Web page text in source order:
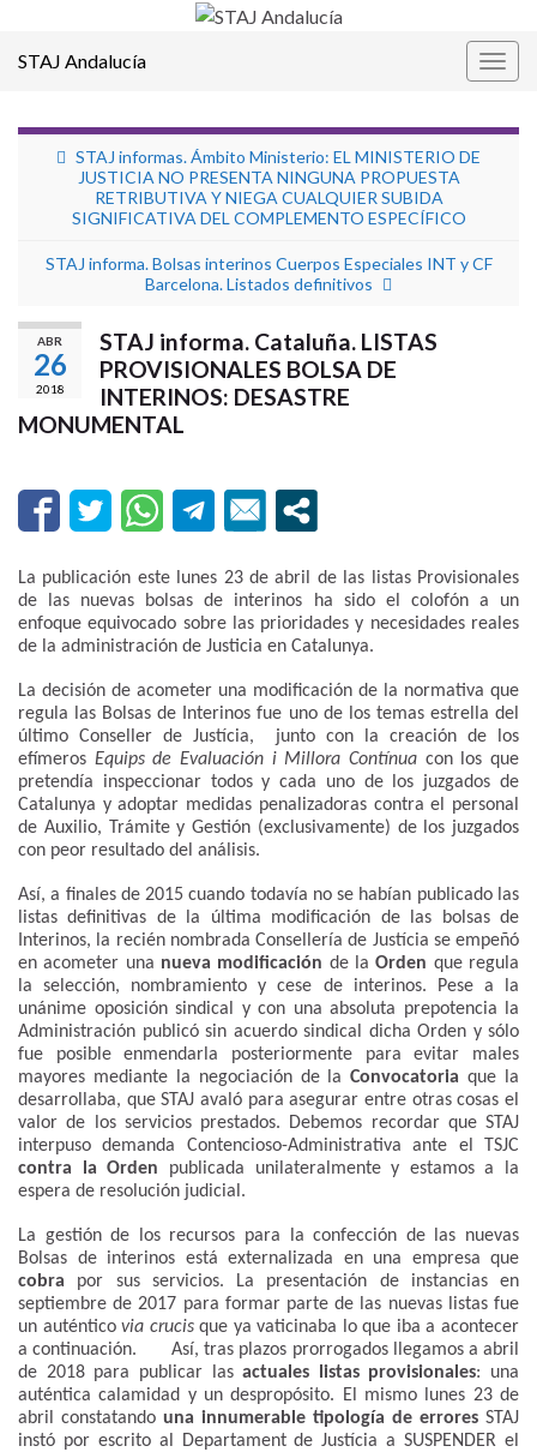
STAJ Andalucía
STAJ informas. Ámbito Ministerio: EL MINISTERIO DE
JUSTICIA NO PRESENTA NINGUNA PROPUESTA
RETRIBUTIVA Y NIEGA CUALQUIER SUBIDA
SIGNIFICATIVA DEL COMPLEMENTO ESPECÍFICO
STAJ informa. Bolsas interinos Cuerpos Especiales INT y CF
Barcelona. Listados definitivos
ABR
26
2018
STAJ informa. Cataluña. LISTAS
PROVISIONALES BOLSA DE
INTERINOS: DESASTRE
MONUMENTAL
La publicación este lunes 23 de abril de las listas Provisionales
de las nuevas bolsas de interinos ha sido el colofón a un
enfoque equivocado sobre las prioridades y necesidades reales
de la administración de Justicia en Catalunya.
La decisión de acometer una modificación de la normativa que
regula las Bolsas de Interinos fue uno de los temas estrella del
último Conseller de Justícia, junto con la creación de los
efímeros Equips de Evaluación i Millora Contínua con los que
pretendía inspeccionar todos y cada uno de los juzgados de
Catalunya y adoptar medidas penalizadoras contra el personal
de Auxilio, Trámite y Gestión (exclusivamente) de los juzgados
con peor resultado del análisis.
Así, a finales de 2015 cuando todavía no se habían publicado las
listas definitivas de la última modificación de las bolsas de
Interinos, la recién nombrada Consellería de Justícia se empeñó
en acometer una nueva modificación de laOrden que regula
la selección, nombramiento y cese de interinos. Pese a la
unánime oposición sindical y con una absoluta prepotencia la
Administración publicó sin acuerdo sindical dicha Orden y sólo
fue posible enmendarla posteriormente para evitar males
mayores mediante la negociación de laConvocatoria que la
desarrollaba, que STAJ avaló para asegurar entre otras cosas el
valor de los servicios prestados. Debemos recordar que STAJ
interpuso demanda Contencioso-Administrativa ante el TSJC
contra la Orden publicada unilateralmente y estamos a la
espera de resolución judicial.
La gestión de los recursos para la confección de las nuevas
Bolsas de interinos está externalizada en una empresa que
cobra por sus servicios. La presentación de instancias en
septiembre de 2017 para formar parte de las nuevas listas fue
un auténticovia crucisque ya vaticinaba lo que iba a acontecer
a continuación. Así, tras plazos prorrogados llegamos a abril
de 2018 para publicar lasactuales listas provisionales: una
auténtica calamidad y un despropósito. El mismo lunes 23 de
abril constatando una innumerable tipología de errores STAJ
instó por escrito al Departament de Justícia a SUSPENDER el